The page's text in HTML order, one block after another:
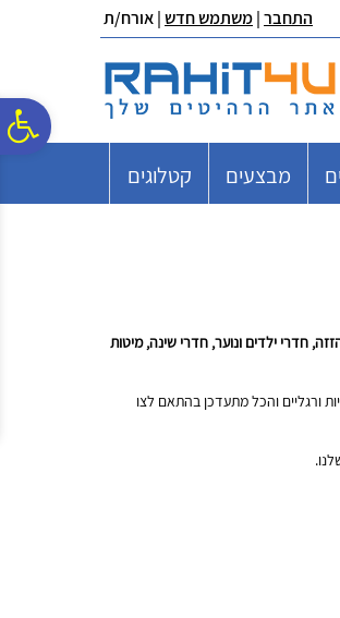
נגישות
אתר
המרכזי
התחבר|משתמש חדש| אורח/ת
מבצעים קטלוגים
חדרי ילדים ונוער, חדרי שינה, מיטות
ורגליים והכל מתעדכן בהתאם לצו